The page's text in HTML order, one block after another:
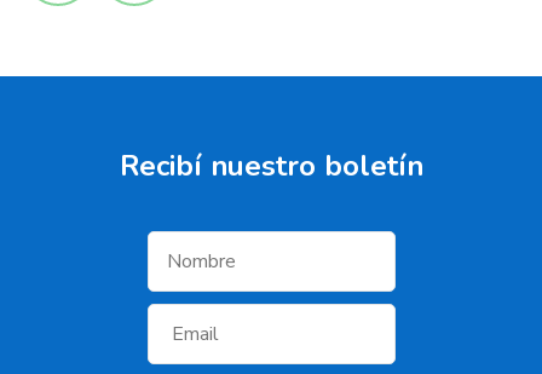
Recibí­ nuestro boletí­n